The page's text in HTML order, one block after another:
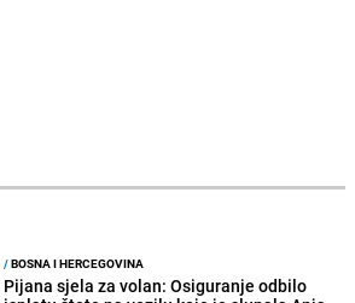
/BOSNA I HERCEGOVINA
Pijana sjela za volan: Osiguranje odbilo